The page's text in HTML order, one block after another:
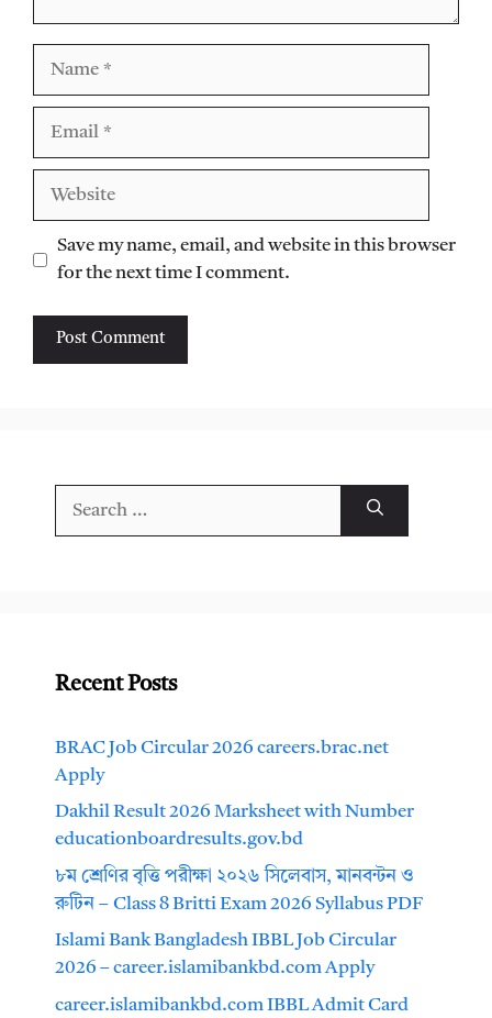
Save my name, email, and website in this browser
for the next time I comment.
Recent Posts
BRAC Job Circular 2026 careers.brac.net
Apply
Dakhil Result 2026 Marksheet with Number
educationboardresults.gov.bd
৮ম শ্রেণির বৃত্তি পরীক্ষা ২০২৬ সিলেবাস, মানবন্টন ও
রুটিন – Class 8 Britti Exam 2026 Syllabus PDF
Islami Bank Bangladesh IBBL Job Circular
2026 – career.islamibankbd.com Apply
career.islamibankbd.com IBBL Admit Card